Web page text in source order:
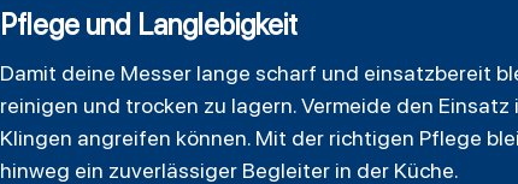
Pflege und Langlebigkeit
Damit deine Messer lange scharf und einsatzbereit
reinigen und trocken zu lagern. Vermeide den
Klingen angreifen können. Mit der richtigen Pflege
hinweg ein zuverlässiger Begleiter in der Küche.